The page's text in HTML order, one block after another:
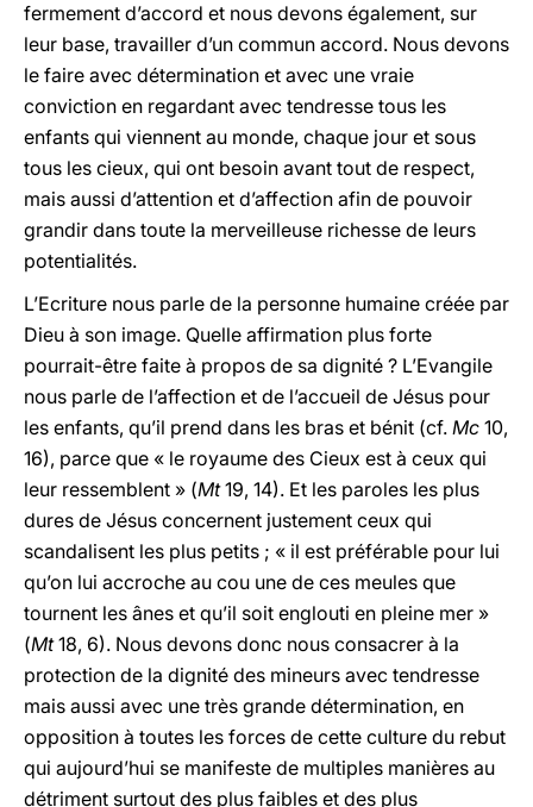
fermement d’accord et nous devons également, sur
leur base, travailler d’un commun accord. Nous devons
le faire avec détermination et avec une vraie
conviction en regardant avec tendresse tous les
enfants qui viennent au monde, chaque jour et sous
tous les cieux, qui ont besoin avant tout de respect,
mais aussi d’attention et d’affection afin de pouvoir
grandir dans toute la merveilleuse richesse de leurs
potentialités.
L’Ecriture nous parle de la personne humaine créée par
Dieu à son image. Quelle affirmation plus forte
pourrait-être faite à propos de sa dignité ? L’Evangile
nous parle de l’affection et de l’accueil de Jésus pour
les enfants, qu’il prend dans les bras et bénit (cf. Mc 10,
16), parce que « le royaume des Cieux est à ceux qui
leur ressemblent » (Mt19, 14). Et les paroles les plus
dures de Jésus concernent justement ceux qui
scandalisent les plus petits ; « il est préférable pour lui
qu’on lui accroche au cou une de ces meules que
tournent les ânes et qu’il soit englouti en pleine mer »
(Mt18, 6). Nous devons donc nous consacrer à la
protection de la dignité des mineurs avec tendresse
mais aussi avec une très grande détermination, en
opposition à toutes les forces de cette culture du rebut
qui aujourd’hui se manifeste de multiples manières au
détriment surtout des plus faibles et des plus